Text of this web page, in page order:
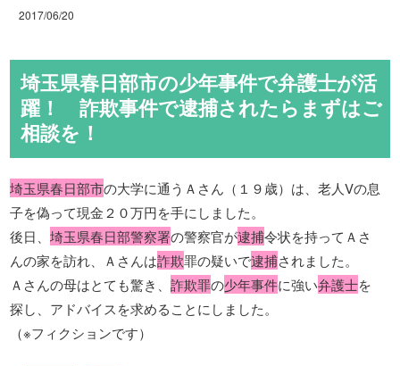
2017/06/20
埼玉県春日部市の少年事件で弁護士が活
躍！ 詐欺事件で逮捕されたらまずはご
相談を！
埼玉県春日部市の大学に通うＡさん（１９歳）は、老人Vの息
子を偽って現金２０万円を手にしました。
後日、埼玉県春日部警察署の警察官が逮捕令状を持ってＡさ
んの家を訪れ、Ａさんは詐欺罪の疑いで逮捕されました。
Ａさんの母はとても驚き、詐欺罪の少年事件に強い弁護士を
探し、アドバイスを求めることにしました。
（※フィクションです）